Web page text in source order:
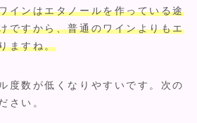
インはエタノールを作っている途
ですから、普通のワインよりもエ
ますね。
度数が低くなりやすいです。次の
さい。